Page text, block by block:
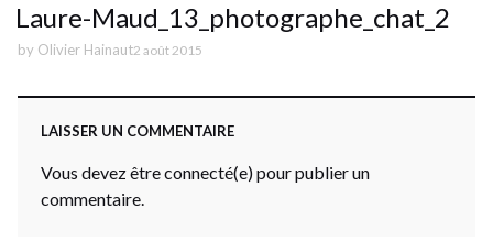
Laure-Maud_13_photographe_chat_2
by Olivier Hainaut2 août 2015
LAISSER UN COMMENTAIRE
Vous devez être connecté(e) pour publier un
commentaire.